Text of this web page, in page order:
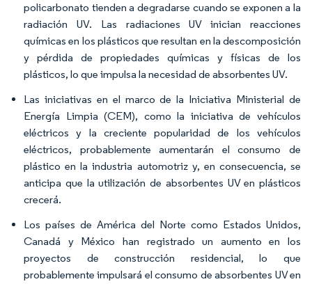
policarbonato tienden a degradarse cuando se exponen a la
radiación UV. Las radiaciones UV inician reacciones
químicas en los plásticos que resultan en la descomposición
y pérdida de propiedades químicas y físicas de los
plásticos, lo que impulsa la necesidad de absorbentes UV.
Las iniciativas en el marco de la Iniciativa Ministerial de
Energía Limpia (CEM), como la iniciativa de vehículos
eléctricos y la creciente popularidad de los vehículos
eléctricos, probablemente aumentarán el consumo de
plástico en la industria automotriz y, en consecuencia, se
anticipa que la utilización de absorbentes UV en plásticos
crecerá.
Los países de América del Norte como Estados Unidos,
Canadá y México han registrado un aumento en los
proyectos de construcción residencial, lo que
probablemente impulsará el consumo de absorbentes UV en